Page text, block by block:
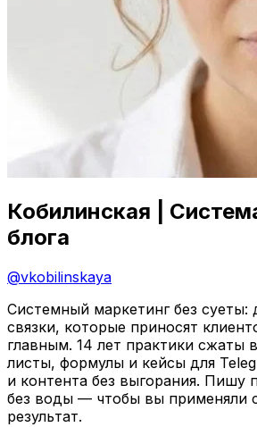
Кобилинская |
блога
@vkobilinskaya
Системный маркетинг без
связки, которые приносят
главным. 14 лет практики сжаты
листы, формулы и кейсы для
и контента без выгорания. Пишу
без воды — чтобы вы применяли
результат.